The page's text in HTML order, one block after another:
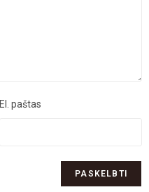
El. paštas